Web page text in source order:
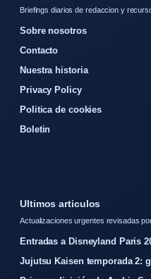
Briefings diarios de redaccion y
Sobre nosotros
Contacto
Nuestra historia
Privacy Policy
Politica de cookies
Boletin
Ultimos articulos
Actualizaciones urgentes revisadas
Entradas a Disneyland Paris
Jujutsu Kaisen temporada 2: